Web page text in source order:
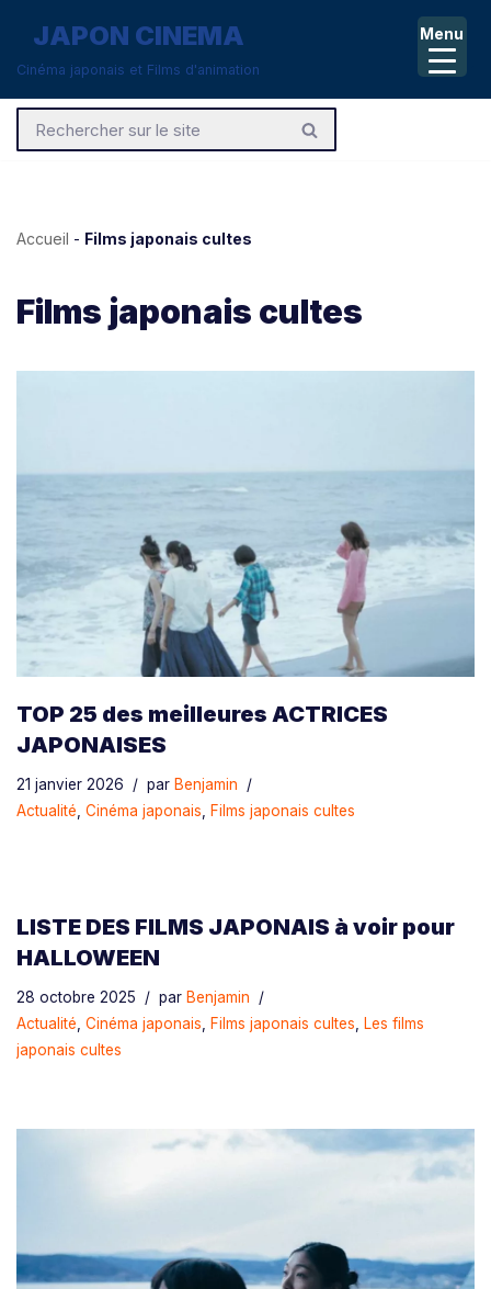
Aller
contenu
JAPON CINEMA
Cinéma japonais et Films d'animation
Accueil - Films japonais cultes
Films japonais cultes
TOP 25 des meilleures ACTRICES
JAPONAISES
21 janvier 2026 par Benjamin
Actualité Cinéma japonais Films japonais cultes
LISTE DES FILMS JAPONAIS à voir pour
HALLOWEEN
28 octobre 2025 par Benjamin
Actualité Cinéma japonais Films japonais cultes
Les films
japonais cultes
Menu